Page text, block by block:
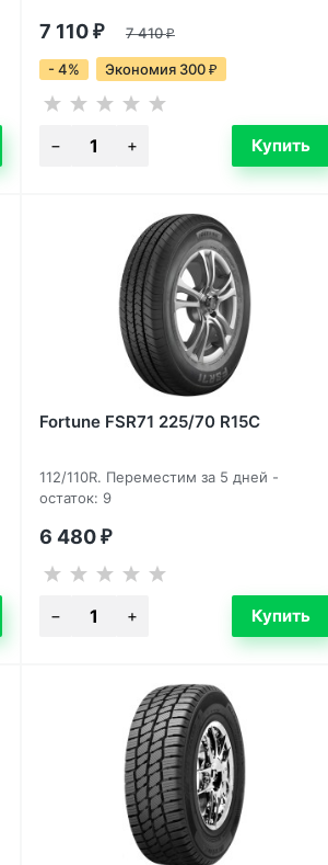
7 110 ₽ 7 410₽
- 4% Экономия 300 ₽
Fortune FSR71 225/70 R15C
112/110R. Переместим за 5 дней -
остаток: 9
6 480 ₽